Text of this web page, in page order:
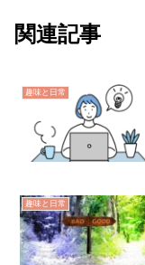
関連記事
趣味と日常
趣味と日常